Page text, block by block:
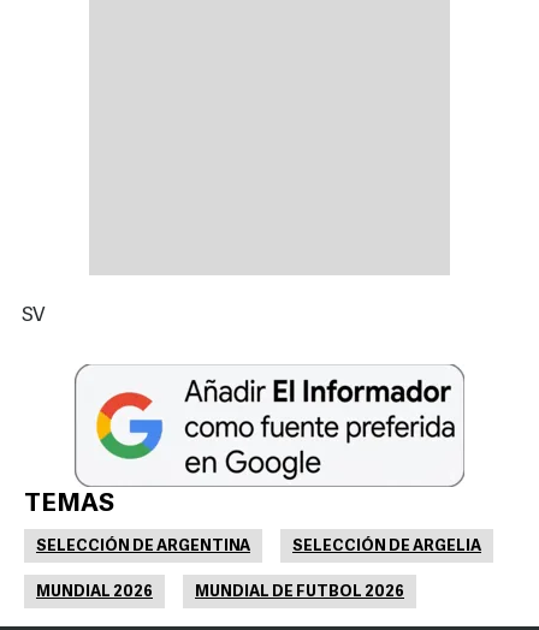
SV
TEMAS
SELECCIÓN DE ARGENTINA SELECCIÓN DE ARGELIA
MUNDIAL 2026 MUNDIAL DE FUTBOL 2026